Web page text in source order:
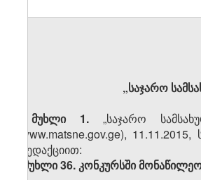
„საჯარო
მუხლი 1. „საჯარო
(www.matsne.gov.ge),
რედაქციით:
„მუხლი 36. კონკურსში